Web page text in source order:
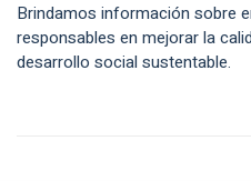
Brindamos información sobre
responsables en mejorar la
desarrollo social sustentable.